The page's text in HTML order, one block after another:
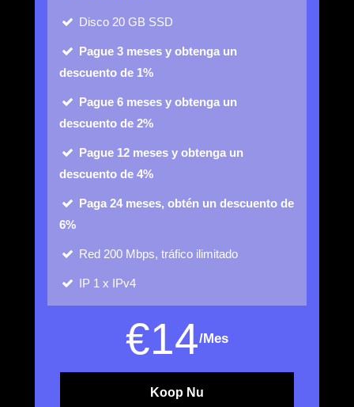
Disco 20 GB SSD
Pague 3 meses y obtenga un
descuento de 1%
Pague 6 meses y obtenga un
descuento de 2%
Pague 12 meses y obtenga un
descuento de 4%
Paga 24 meses, obtén un descuento de
6%
Red 200 Mbps, tráfico ilimitado
IP 1 x IPv4
€14/Mes
Koop Nu